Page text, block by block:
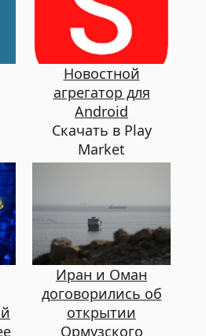
Новостной
агрегатор для
Android
Скачать в Play
Market
Иран и Оман
договорились об
открытии
Ормузского